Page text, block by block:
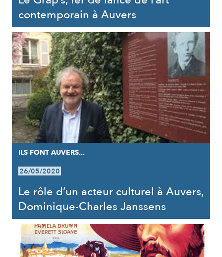
contemporain à Auvers
ILS FONT AUVERS...
26/05/2020
Le rôle d’un acteur culturel à Auvers,
Dominique-Charles Janssens